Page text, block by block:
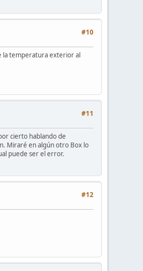
#10
la temperatura exterior al
#11
cierto hablando de
Miraré en algún otro Box lo
puede ser el error.
#12